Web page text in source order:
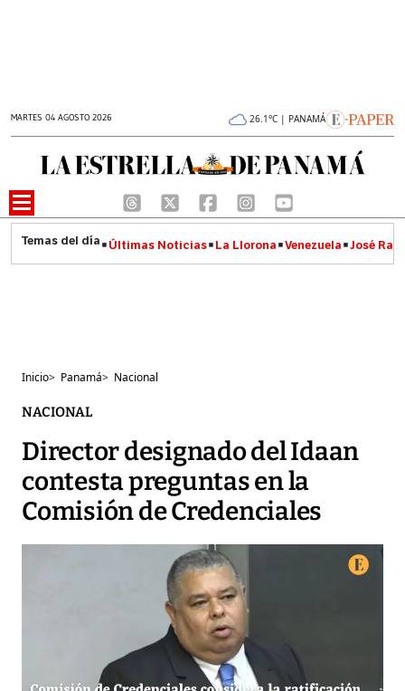
MARTES 04 AGOSTO 2026 26.1°C | PANAMÁ
Últimas Noticias La Llorona Venezuela José
Inicio> Panamá> Nacional
NACIONAL
Director designado del Idaan
contesta preguntas en la
Comisión de Credenciales